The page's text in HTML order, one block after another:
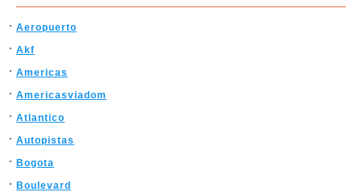
Aeropuerto
Akf
Americas
Americasviadom
Atlantico
Autopistas
Bogota
Boulevard